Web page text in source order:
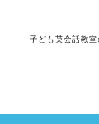
子ども英会話教